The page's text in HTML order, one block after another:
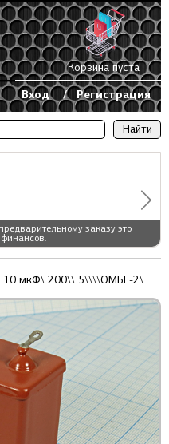
заказу это
Вход / Регистрация
Корзина пуста
10 мкФ\ 200\\ 5\\\\ОМБГ-2\